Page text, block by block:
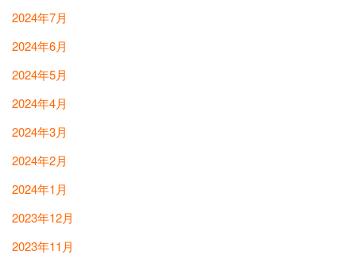
2024年7月
2024年6月
2024年5月
2024年4月
2024年3月
2024年2月
2024年1月
2023年12月
2023年11月